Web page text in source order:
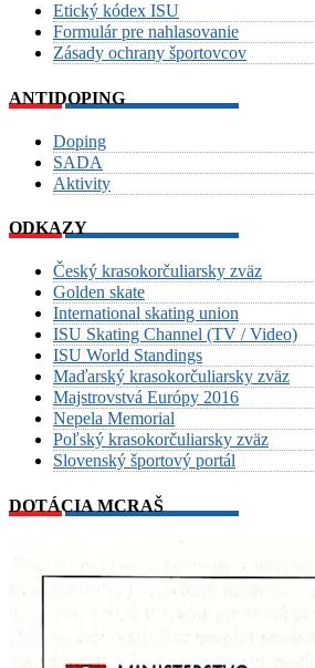
Etický kódex ISU
Formulár pre nahlasovanie
Zásady ochrany športovcov
ANTIDOPING
Doping
SADA
Aktivity
ODKAZY
Český krasokorčuliarsky zväz
Golden skate
International skating union
ISU Skating Channel (TV / Video)
ISU World Standings
Maďarský krasokorčuliarsky zväz
Majstrovstvá Európy 2016
Nepela Memorial
Poľský krasokorčuliarsky zväz
Slovenský športový portál
DOTÁCIA MCRAŠ